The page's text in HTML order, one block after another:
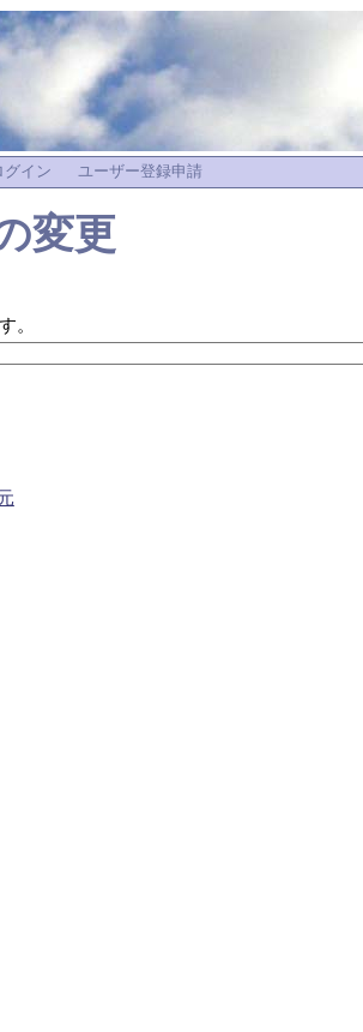
グイン ユーザー登録申請
変更
。